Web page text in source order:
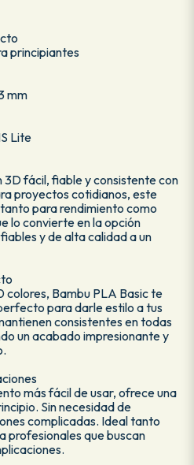
principiantes
mm
Lite
3D fácil, fiable y consistente con
proyectos cotidianos, este
para rendimiento como
lo convierte en la opción
y de alta calidad a un
colores, Bambu PLA Basic te
para darle estilo a tus
consistentes en todas
un acabado impresionante y
más fácil de usar, ofrece una
Sin necesidad de
complicadas. Ideal tanto
profesionales que buscan